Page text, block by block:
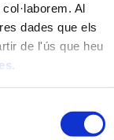
Al
dades que els
de l'ús que heu
.